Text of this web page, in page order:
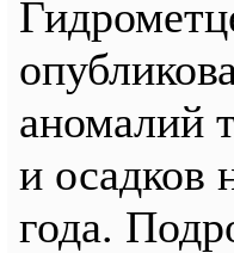
аномалий
и осадков
года.